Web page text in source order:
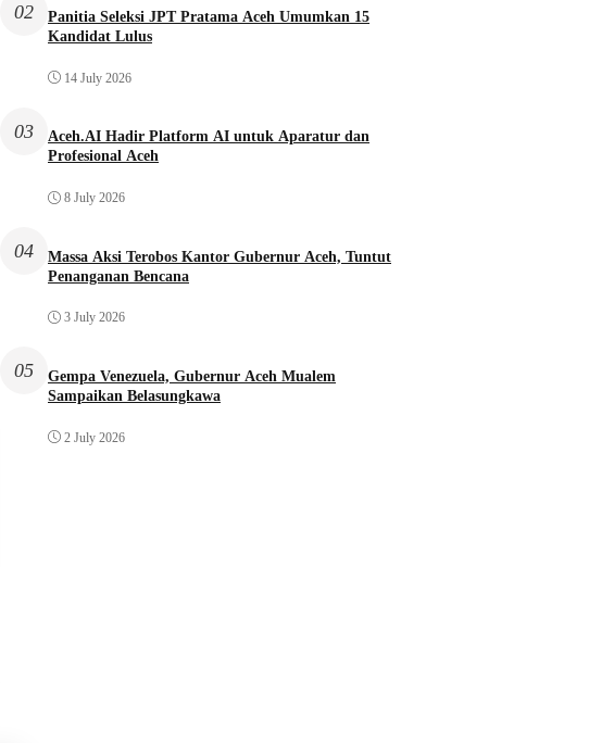
02
Panitia Seleksi JPT Pratama Aceh Umumkan 15
Kandidat Lulus
14 July 2026
03
Aceh.AI Hadir Platform AI untuk Aparatur dan
Profesional Aceh
8 July 2026
04
Massa Aksi Terobos Kantor Gubernur Aceh, Tuntut
Penanganan Bencana
3 July 2026
05
Gempa Venezuela, Gubernur Aceh Mualem
Sampaikan Belasungkawa
2 July 2026